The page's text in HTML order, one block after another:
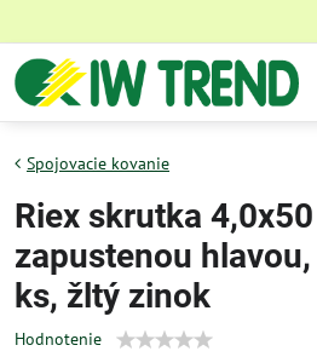
Spojovacie kovanie
Riex skrutka
zapustenou
ks, žltý zinok
Hodnotenie